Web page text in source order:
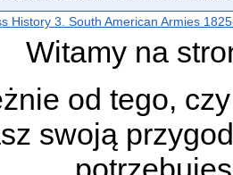
History 3. South American Armies
Witamy na
od tego,
swoją